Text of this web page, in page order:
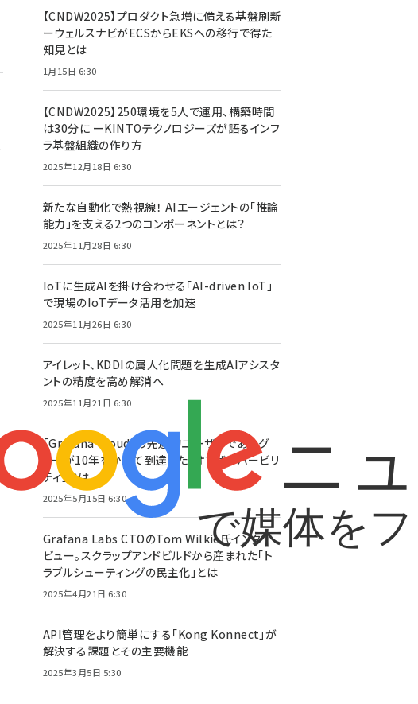
【CNDW2025】プロダクト急増に備える基盤刷新
ーウェルスナビがECSからEKSへの移行で得た
知見とは
1月15日 6:30
【CNDW2025】250環境を5人で運用、構築時間
は30分に ーKINTOテクノロジーズが語るインフ
ラ基盤組織の作り方
2025年12月18日 6:30
新たな自動化で熱視線！ AIエージェントの「推論
能力」を支える2つのコンポーネントとは？
2025年11月28日 6:30
IoTに生成AIを掛け合わせる「AI-driven IoT」
で現場のIoTデータ活用を加速
2025年11月26日 6:30
アイレット、KDDIの属人化問題を生成AIアシスタ
ントの精度を高め解消へ
2025年11月21日 6:30
「Grafana Cloud」の先進的ユーザーであるグ
リーが10年をかけて到達した「オブザーバービリ
ティ」とは
2025年5月15日 6:30
Grafana Labs CTOのTom Wilkie氏インタ
ビュー。スクラップアンドビルドから産まれた「ト
ラブルシューティングの民主化」とは
2025年4月21日 6:30
API管理をより簡単にする「Kong Konnect」が
解決する課題とその主要機能
2025年3月5日 5:30